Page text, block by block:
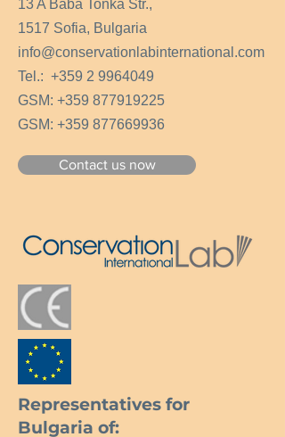
13 A Baba Tonka Str.,
1517 Sofia, Bulgaria
info@conservationlabinternational.com
Tel.: +359 2 9964049
GSM: +359 877919225
GSM: +359 877669936
Contact us now
Representatives for
Bulgaria of: